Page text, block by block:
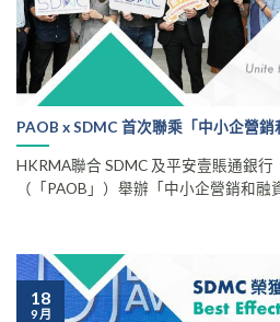
PAOB x SDMC 首次聯乘「中小企營銷
HKRMA聯合 SDMC 及平安壹賬通銀行
（「PAOB」）舉辦「中小企營銷和融
18
9 月